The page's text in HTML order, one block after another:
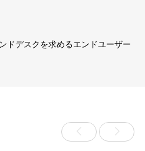
ドデスクを求めるエンドユーザー